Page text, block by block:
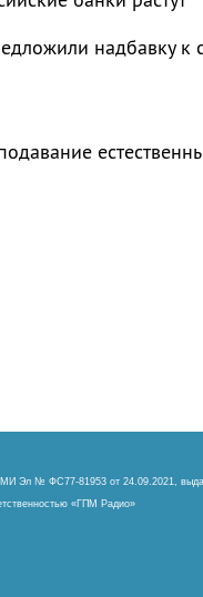
надбавку к
Эл № ФС77-81953 от 24.09.2021,
«ГПМ Радио»